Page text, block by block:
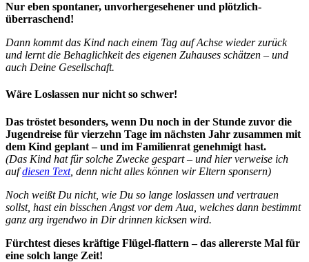
Nur eben spontaner, unvorhergesehener und plötzlich-
überraschend!
Dann kommt das Kind nach einem Tag auf Achse wieder zurück
und lernt die Behaglichkeit des eigenen Zuhauses schätzen – und
auch Deine Gesellschaft.
Wäre Loslassen nur nicht so schwer!
Das tröstet besonders, wenn Du noch in der Stunde zuvor die
Jugendreise für vierzehn Tage im nächsten Jahr zusammen mit
dem Kind geplant – und im Familienrat genehmigt hast.
(Das Kind hat für solche Zwecke gespart – und hier verweise ich
aufdiesen Text, denn nicht alles können wir Eltern sponsern)
Noch weißt Du nicht, wie Du so lange loslassen und vertrauen
sollst, hast ein bisschen Angst vor dem Aua, welches dann bestimmt
ganz arg irgendwo in Dir drinnen kicksen wird.
Fürchtest dieses kräftige Flügel-flattern – das allererste Mal für
eine solch lange Zeit!